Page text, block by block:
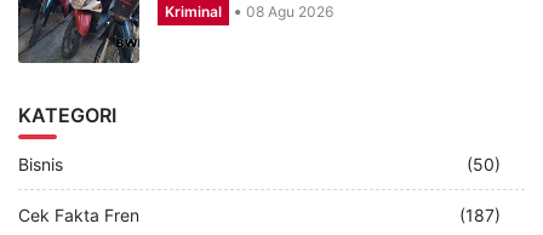
Kriminal 08 Agu 2026
KATEGORI
Bisnis (50)
Cek Fakta Fren (187)